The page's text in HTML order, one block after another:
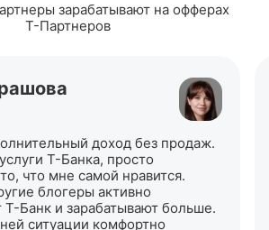
зарабатывают на офферах
Т-Партнеров
доход без продаж.
Т-Банка, просто
что мне самой нравится.
блогеры активно
Т-Банк и зарабатывают больше.
ситуации комфортно